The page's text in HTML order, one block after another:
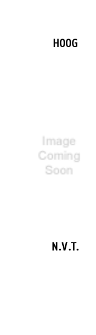
HOOG
N.V.T.